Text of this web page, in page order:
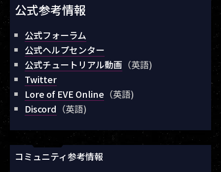
公式参考情報
公式フォーラム
公式ヘルプセンター
公式チュートリアル動画 （英語)
Twitter
Lore of EVE Online （英語)
Discord （英語)
コミュニティ参考情報